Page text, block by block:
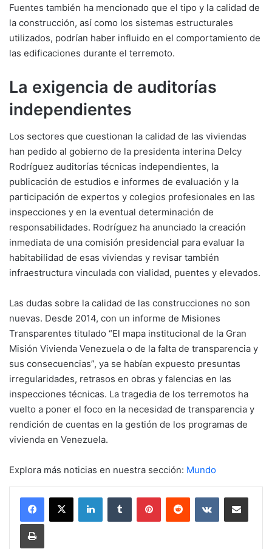
Fuentes también ha mencionado que el tipo y la calidad de
la construcción, así como los sistemas estructurales
utilizados, podrían haber influido en el comportamiento de
las edificaciones durante el terremoto.
La exigencia de auditorías
independientes
Los sectores que cuestionan la calidad de las viviendas
han pedido al gobierno de la presidenta interina Delcy
Rodríguez auditorías técnicas independientes, la
publicación de estudios e informes de evaluación y la
participación de expertos y colegios profesionales en las
inspecciones y en la eventual determinación de
responsabilidades. Rodríguez ha anunciado la creación
inmediata de una comisión presidencial para evaluar la
habitabilidad de esas viviendas y revisar también
infraestructura vinculada con vialidad, puentes y elevados.
Las dudas sobre la calidad de las construcciones no son
nuevas. Desde 2014, con un informe de Misiones
Transparentes titulado “El mapa institucional de la Gran
Misión Vivienda Venezuela o de la falta de transparencia y
sus consecuencias”, ya se habían expuesto presuntas
irregularidades, retrasos en obras y falencias en las
inspecciones técnicas. La tragedia de los terremotos ha
vuelto a poner el foco en la necesidad de transparencia y
rendición de cuentas en la gestión de los programas de
vivienda en Venezuela.
Explora más noticias en nuestra sección: Mundo
LinkedInTumblr PinterestReddit VKontakteCompartir por mail
Imprimir